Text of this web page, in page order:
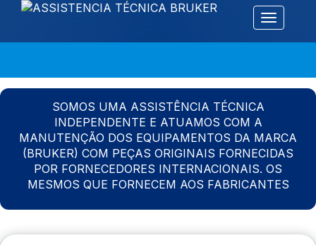
Alternar
SOMOS UMA ASSISTÊNCIA TÉCNICA
INDEPENDENTE E ATUAMOS COM A
MANUTENÇÃO DOS EQUIPAMENTOS DA MARCA
(BRUKER) COM PEÇAS ORIGINAIS FORNECIDAS
POR FORNECEDORES INTERNACIONAIS. OS
MESMOS QUE FORNECEM AOS FABRICANTES